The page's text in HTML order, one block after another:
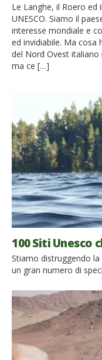
Le Langhe, il Roero
UNESCO. Siamo il
interesse mondiale e
ed invidiabile. Ma
del Nord Ovest italiano
ma ce […]
100 Siti Unesco
Stiamo distruggendo
un gran numero di
mondo, e adesso una
siti naturali, inseriti tra i
sparire, per colpa